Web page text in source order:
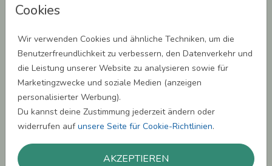
Cookies
Wir verwenden Cookies und ähnliche Techniken, um die
Benutzerfreundlichkeit zu verbessern, den Datenverkehr und
die Leistung unserer Website zu analysieren sowie für
Marketingzwecke und soziale Medien (anzeigen
personalisierter Werbung).
Du kannst deine Zustimmung jederzeit ändern oder
widerrufen aufunsere Seite für Cookie-Richtlinien.
AKZEPTIEREN
Einwilligung zur Datennutzung für Marketingzwecke: Hiermit willigst Du ein,
dass wir Dich mit neuesten Informationen aus unserem Angebot informieren
können. Dies umfasst den Versand unseres Newsletters. Zudem können wir Dir
Produktinformationen zu Deinen Interessen auf anderen Plattformen wie
Facebook und Google anzeigen. Um Dir diesen Service anbieten zu können,
nutzen wir Deine personenbezogenen Daten und teilen diese auch mit Dritten,
wenn erforderlich. Du kannst diese Einwilligung jederzeit widerrufen. Weitere
Informationen erhätst Du in unserer Datenschutzerklärung.
ANMELDEN